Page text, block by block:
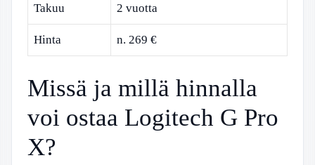
Takuu 2 vuotta
Hinta n. 269 €
Missä ja millä hinnalla
voi ostaa Logitech G Pro
X?